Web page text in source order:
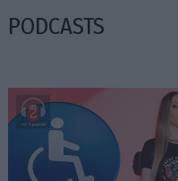
PODCASTS